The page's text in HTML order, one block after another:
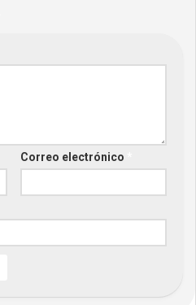
Correo electrónico